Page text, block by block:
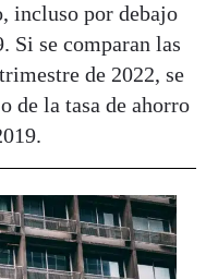
incluso por debajo
Si se comparan las
de 2022, se
de la tasa de ahorro